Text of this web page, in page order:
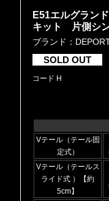
E51エルグラン
キット 片側シ
ブランド：
SOLD OUT
コード H
Vテール（テール固
定式）
Vテール（テールス
ライド式 ）【約
5cm】